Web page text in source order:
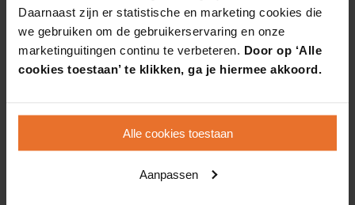
Daarnaast zijn er statistische en marketing cookies die
we gebruiken om de gebruikerservaring en onze
marketinguitingen continu te verbeteren. Door op ‘Alle
cookies toestaan’ te klikken, ga je hiermee akkoord.
Alle cookies toestaan
Aanpassen